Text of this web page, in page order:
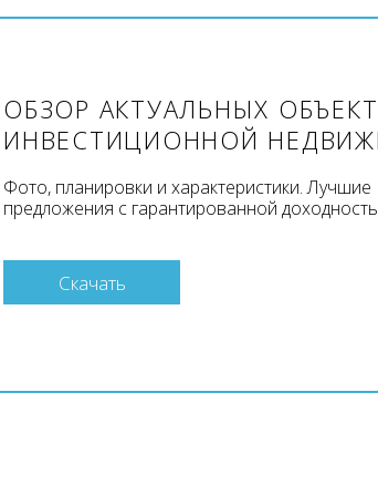
ОБЗОР АКТУАЛЬНЫХ
ИНВЕСТИЦИОННОЙ
Фото, планировки и характеристики. Лучшие
предложения с гарантированной
Скачать